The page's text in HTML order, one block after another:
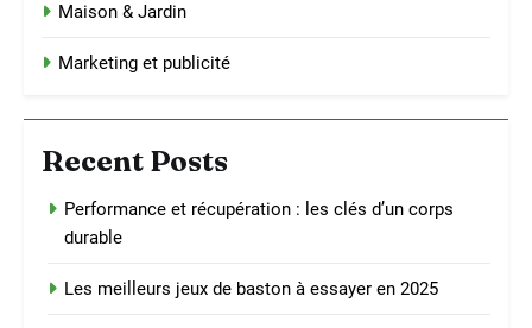
Maison & Jardin
Marketing et publicité
Recent Posts
Performance et récupération : les clés d’un corps
durable
Les meilleurs jeux de baston à essayer en 2025